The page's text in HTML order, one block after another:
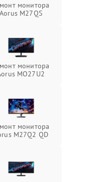
монитора
Aorus M27QS
монитора
MO27U2
монитора
M27Q2 QD